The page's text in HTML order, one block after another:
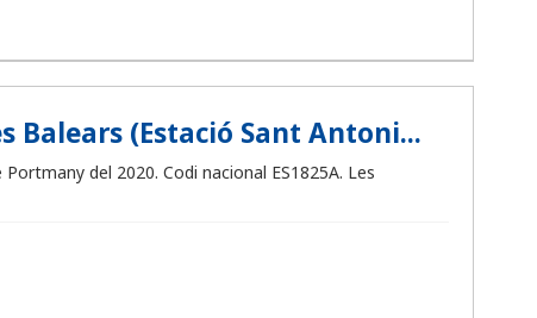
(Estació Sant Antoni...
del 2020. Codi nacional ES1825A. Les